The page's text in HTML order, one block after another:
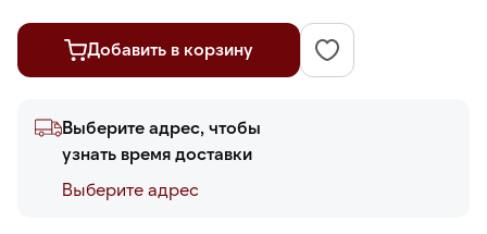
Добавить в корзину
Выберите адрес, чтобы
узнать время доставки
Выберите адреc